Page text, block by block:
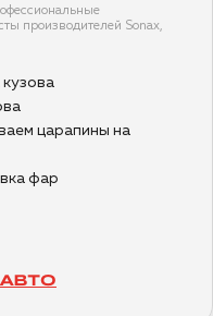
производителей Sonax,
царапины на
фар